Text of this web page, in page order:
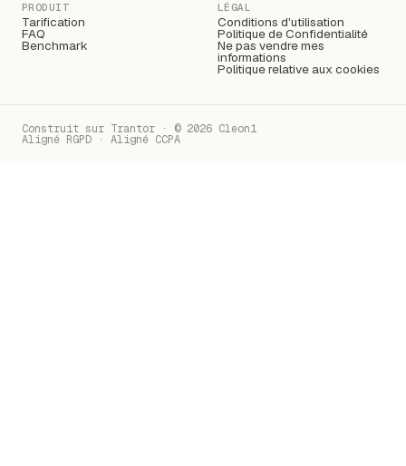
PRODUIT
Tarification
FAQ
Benchmark
LÉGAL
Conditions d'utilisation
Politique de Confidentialité
Ne pas vendre mes
informations
Politique relative aux cookies
Construit sur Trantor · © 2026 Cleon1
Aligné RGPD · Aligné CCPA